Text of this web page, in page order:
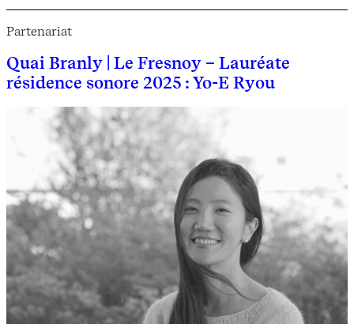
Partenariat
Quai Branly | Le Fresnoy – Lauréate
résidence sonore 2025 : Yo-E Ryou